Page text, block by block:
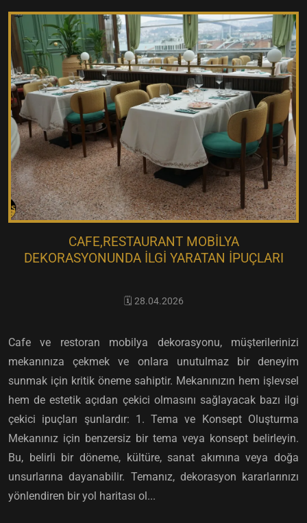
CAFE,RESTAURANT MOBILYA
DEKORASYONUNDA İLGI YARATAN İPUÇLARI
🗓️ 28.04.2026
Cafe ve restoran mobilya dekorasyonu, müşterilerinizi
mekanınıza çekmek ve onlara unutulmaz bir deneyim
sunmak için kritik öneme sahiptir. Mekanınızın hem işlevsel
hem de estetik açıdan çekici olmasını sağlayacak bazı ilgi
çekici ipuçları şunlardır: 1. Tema ve Konsept Oluşturma
Mekanınız için benzersiz bir tema veya konsept belirleyin.
Bu, belirli bir döneme, kültüre, sanat akımına veya doğa
unsurlarına dayanabilir. Temanız, dekorasyon kararlarınızı
yönlendiren bir yol haritası ol...